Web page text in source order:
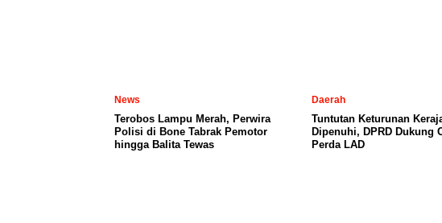
News
Terobos Lampu Merah, Perwira
Polisi di Bone Tabrak Pemotor
hingga Balita Tewas
Daerah
Tuntutan Keturunan
Dipenuhi, DPRD Dukung
Perda LAD